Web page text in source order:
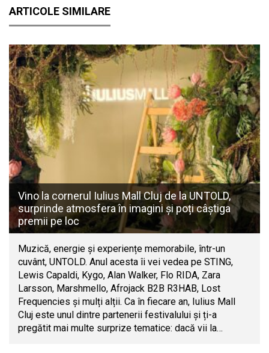
ARTICOLE SIMILARE
Vino la cornerul Iulius Mall Cluj de la UNTOLD,
surprinde atmosfera în imagini și poți câștiga
premii pe loc
Muzică, energie și experiențe memorabile, într-un
cuvânt, UNTOLD. Anul acesta îi vei vedea pe STING,
Lewis Capaldi, Kygo, Alan Walker, Flo RIDA, Zara
Larsson, Marshmello, Afrojack B2B R3HAB, Lost
Frequencies și mulți alții. Ca în fiecare an, Iulius Mall
Cluj este unul dintre partenerii festivalului și ți-a
pregătit mai multe surprize tematice: dacă vii la…